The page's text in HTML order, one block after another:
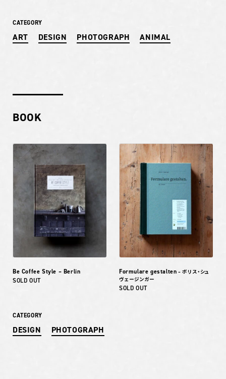
CATEGORY
ART DESIGN PHOTOGRAPH ANIMAL
BOOK
Be Coffee Style – Berlin
SOLD OUT
Formulare gestalten – ボリス・シュ
ヴェージンガー
SOLD OUT
CATEGORY
DESIGN PHOTOGRAPH